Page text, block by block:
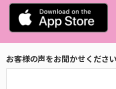
お客様の声をお聞かせください